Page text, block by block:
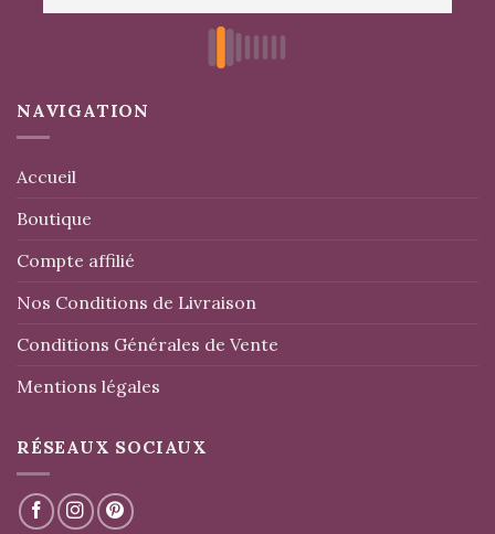
NAVIGATION
Accueil
Boutique
Compte affilié
Nos Conditions de Livraison
Conditions Générales de Vente
Mentions légales
RÉSEAUX SOCIAUX